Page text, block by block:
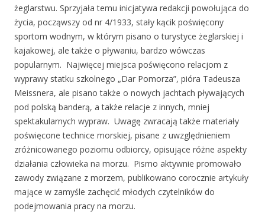
żeglarstwu. Sprzyjała temu inicjatywa redakcji powołująca do
życia, począwszy od nr 4/1933, stały kącik poświęcony
sportom wodnym, w którym pisano o turystyce żeglarskiej i
kajakowej, ale także o pływaniu, bardzo wówczas
popularnym. Najwięcej miejsca poświęcono relacjom z
wyprawy statku szkolnego „Dar Pomorza”, pióra Tadeusza
Meissnera, ale pisano także o nowych jachtach pływających
pod polską banderą, a także relacje z innych, mniej
spektakularnych wypraw. Uwagę zwracają także materiały
poświęcone technice morskiej, pisane z uwzględnieniem
zróżnicowanego poziomu odbiorcy, opisujące różne aspekty
działania człowieka na morzu. Pismo aktywnie promowało
zawody związane z morzem, publikowano corocznie artykuły
mające w zamyśle zachęcić młodych czytelników do
podejmowania pracy na morzu.